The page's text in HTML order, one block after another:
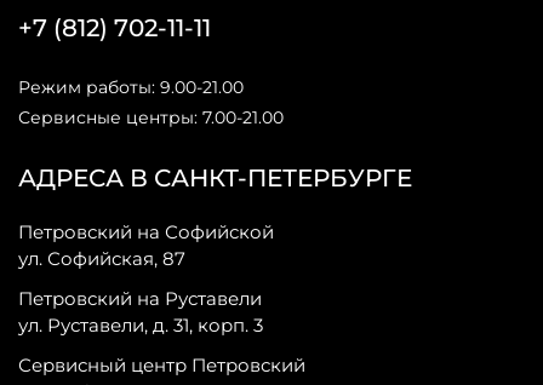
АДРЕСА В САНКТ-ПЕТЕРБУРГЕ
Петровский на Софийской
ул. Софийская, 87
Петровский на Руставели
ул. Руставели, д. 31, корп. 3
Сервисный центр Петровский
+7 (812) 702-11-11
Режим работы: 9.00-21.00
Сервисные центры: 7.00-21.00